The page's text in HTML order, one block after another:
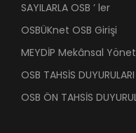
SAYILARLA OSB ’ ler
OSBÜKnet OSB Girişi
MEYDİP Mekânsal
OSB TAHSİS
OSB ÖN TAHSİS